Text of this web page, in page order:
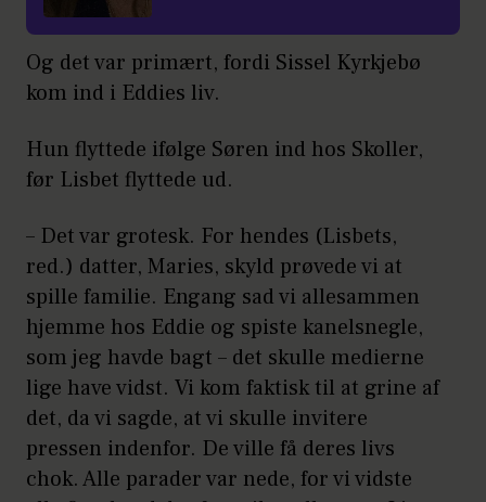
Og det var primært, fordi Sissel Kyrkjebø
kom ind i Eddies liv.
Hun flyttede ifølge Søren ind hos Skoller,
før Lisbet flyttede ud.
– Det var grotesk. For hendes (Lisbets,
red.) datter, Maries, skyld prøvede vi at
spille familie. Engang sad vi allesammen
hjemme hos Eddie og spiste kanelsnegle,
som jeg havde bagt – det skulle medierne
lige have vidst. Vi kom faktisk til at grine af
det, da vi sagde, at vi skulle invitere
pressen indenfor. De ville få deres livs
chok. Alle parader var nede, for vi vidste